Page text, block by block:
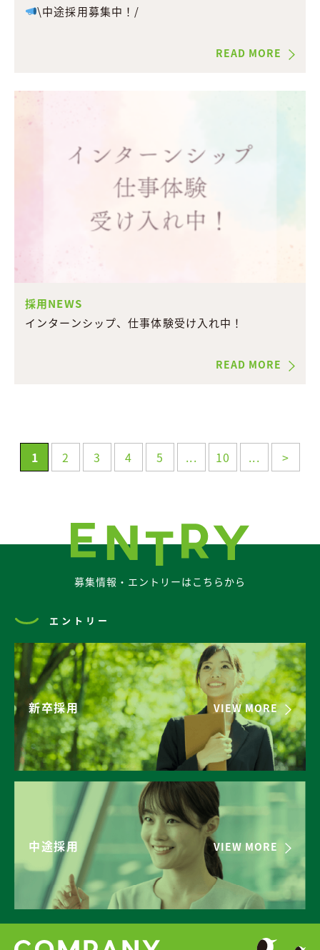
\中途採用募集中！/
READ MORE
採用NEWS
インターンシップ、仕事体験受け入れ中！
READ MORE
1 2 3 4 5 ... 10 ... >
募集情報・エントリーはこちらから
エントリー
新卒採用 VIEW MORE
中途採用 VIEW MORE